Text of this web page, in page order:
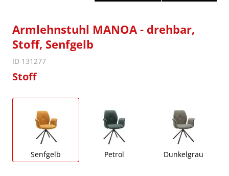
Armlehnstuhl MANOA - drehbar,
Stoff, Senfgelb
ID 131277
Stoff
Senfgelb Petrol Dunkelgrau